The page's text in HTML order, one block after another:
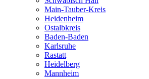
Main-Tauber-Kreis
Heidenheim
Ostalbkreis
Baden-Baden
Karlsruhe
Rastatt
Heidelberg
Mannheim